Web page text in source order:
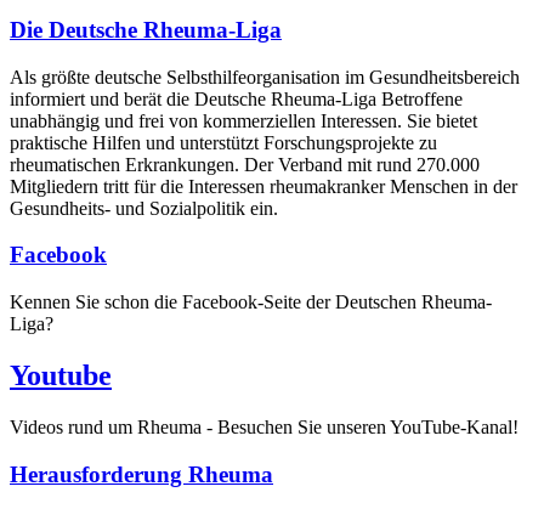
Die Deutsche Rheuma-Liga
Als größte deutsche Selbsthilfe­organisation im Gesundheitsbereich
informiert und berät die Deutsche Rheuma-Liga Betroffene
unabhängig und frei von kommerziellen Interessen. Sie bietet
praktische Hilfen und unterstützt Forschungsprojekte zu
rheumatischen Erkrankungen. Der Verband mit rund 270.000
Mitgliedern tritt für die Interessen rheumakranker Menschen in der
Gesundheits- und Sozialpolitik ein.
Facebook
Kennen Sie schon die Facebook-Seite der Deutschen Rheuma-
Liga?
Youtube
Videos rund um Rheuma - Besuchen Sie unseren YouTube-Kanal!
Herausforderung Rheuma